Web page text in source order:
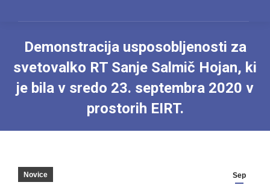
Demonstracija usposobljenosti za
svetovalko RT Sanje Salmič Hojan, ki
je bila v sredo 23. septembra 2020 v
prostorih EIRT.
Sep
Novice